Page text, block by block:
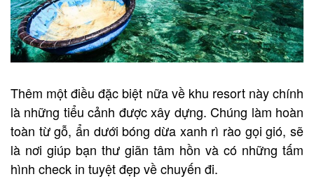
Thêm một điều đặc biệt nữa về khu resort này chính
là những tiểu cảnh được xây dựng. Chúng làm hoàn
toàn từ gỗ, ẩn dưới bóng dừa xanh rì rào gọi gió, sẽ
là nơi giúp bạn thư giãn tâm hồn và có những tấm
hình check in tuyệt đẹp về chuyến đi.